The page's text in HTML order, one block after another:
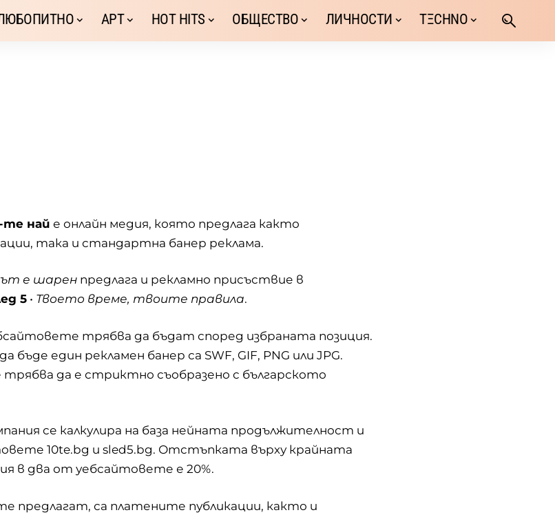
АРТ HOT HITS ОБЩЕСТВО ЛИЧНОСТИ TΞCHNO
те най е онлайн медия, която предлага както
така и стандартна банер реклама.
е шарен предлага и рекламно присъствие в
5 • Твоето време, твоите правила.
трябва да бъдат според избраната позиция.
един рекламен банер са SWF, GIF, PNG или JPG.
да е стриктно съобразено с българското
се калкулира на база нейната продължителност и
10te.bg и sled5.bg. Отстъпката върху крайната
в два от уебсайтовете е 20%.
предлагат, са платените публикации, както и